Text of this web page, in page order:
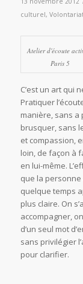
culturel,
Atelier d'écoute
Paris 5
C’est un art qui
Pratiquer
manière, sans a
brusquer, sans
et compassion,
loin, de façon à
en lui-même.
que la
quelque temps
plus claire. On
accompagner,
d’un seul mot
sans privilégier
pour clarifier.